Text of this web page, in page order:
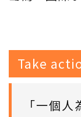
Take
「一個